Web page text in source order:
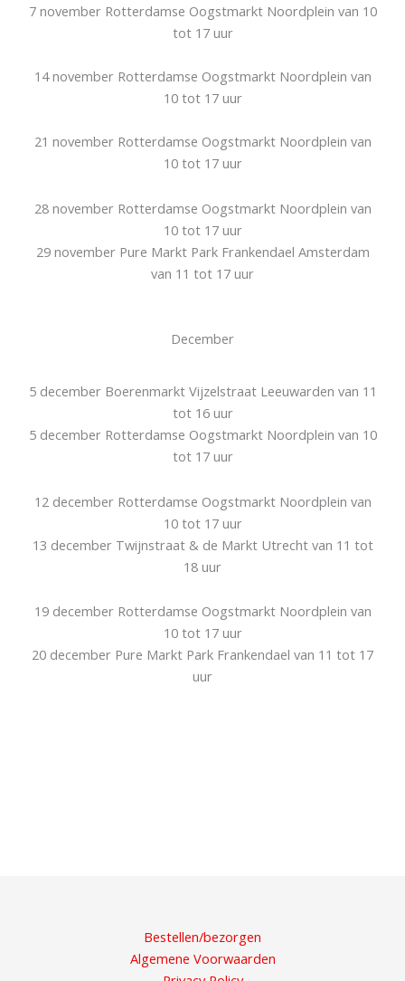
7 november Rotterdamse Oogstmarkt Noordplein van 10
tot 17 uur
14 november Rotterdamse Oogstmarkt Noordplein van
10 tot 17 uur
21 november Rotterdamse Oogstmarkt Noordplein van
10 tot 17 uur
28 november Rotterdamse Oogstmarkt Noordplein van
10 tot 17 uur
29 november Pure Markt Park Frankendael Amsterdam
van 11 tot 17 uur
December
5 december Boerenmarkt Vijzelstraat Leeuwarden van 11
tot 16 uur
5 december Rotterdamse Oogstmarkt Noordplein van 10
tot 17 uur
12 december Rotterdamse Oogstmarkt Noordplein van
10 tot 17 uur
13 december Twijnstraat & de Markt Utrecht van 11 tot
18 uur
19 december Rotterdamse Oogstmarkt Noordplein van
10 tot 17 uur
20 december Pure Markt Park Frankendael van 11 tot 17
uur
Bestellen/bezorgen
Algemene Voorwaarden